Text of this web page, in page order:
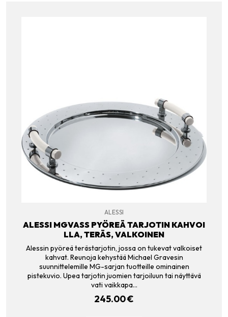
ALESSI
ALESSI MGVASS PYÖREÄ TARJOTIN KAHVOI
LLA, TERÄS, VALKOINEN
Alessin pyöreä terästarjotin, jossa on tukevat valkoiset
kahvat. Reunoja kehystää Michael Gravesin
suunnittelemille MG-sarjan tuotteille ominainen
pistekuvio. Upea tarjotin juomien tarjoiluun tai näyttävä
vati vaikkapa…
245.00€